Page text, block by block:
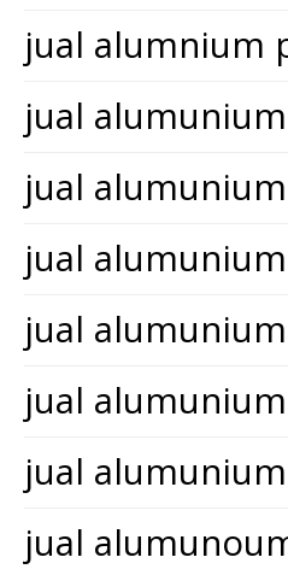
jual alumnium
jual
jual
jual
jual
jual
jual
jual